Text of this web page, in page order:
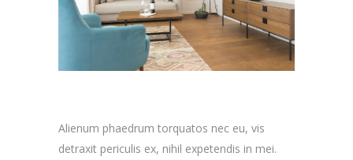
Alienum phaedrum torquatos nec eu, vis
detraxit periculis ex, nihil expetendis in mei.